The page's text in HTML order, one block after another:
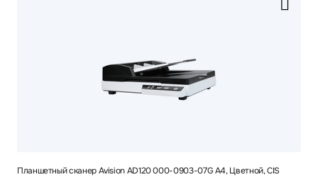
Планшетный сканер Avision AD120 000-0903-07G A4, Цветной, CIS